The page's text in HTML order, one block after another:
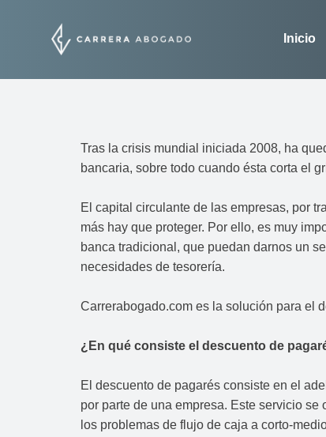
Inicio
Tras la crisis mundial iniciada 2008, ha
bancaria, sobre todo cuando ésta corta el
El capital circulante de las empresas, por
más hay que proteger. Por ello, es muy
banca tradicional, que puedan darnos un
necesidades de tesorería.
Carrerabogado.com es la solución para el
¿En qué consiste el descuento de
El descuento de pagarés consiste en el
por parte de una empresa. Este servicio
los problemas de flujo de caja a corto-